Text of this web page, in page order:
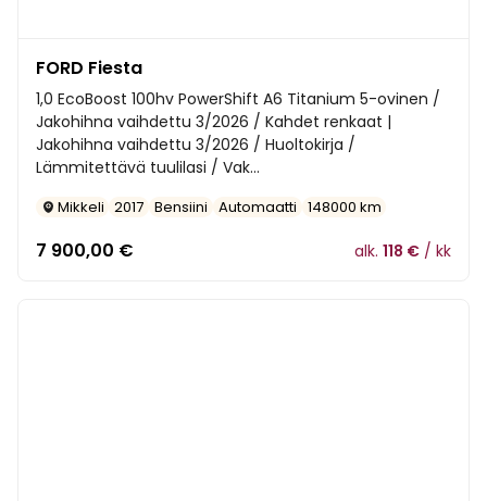
FORD Fiesta
1,0 EcoBoost 100hv PowerShift A6 Titanium 5-ovinen /
Jakohihna vaihdettu 3/2026 / Kahdet renkaat |
Jakohihna vaihdettu 3/2026 / Huoltokirja /
Lämmitettävä tuulilasi / Vak...
Mikkeli 2017 Bensiini Automaatti 148000 km
7 900,00 € alk. 118 € / kk